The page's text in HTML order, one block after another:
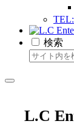
検索
L.C